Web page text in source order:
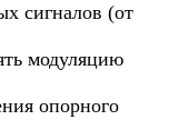
сигналов (от
модуляцию
опорного